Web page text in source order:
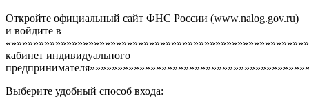
Откройте официальный сайт ФНС России (www.nalog.gov.ru)
и войдите в
кабинет индивидуального
Выберите удобный способ входа: